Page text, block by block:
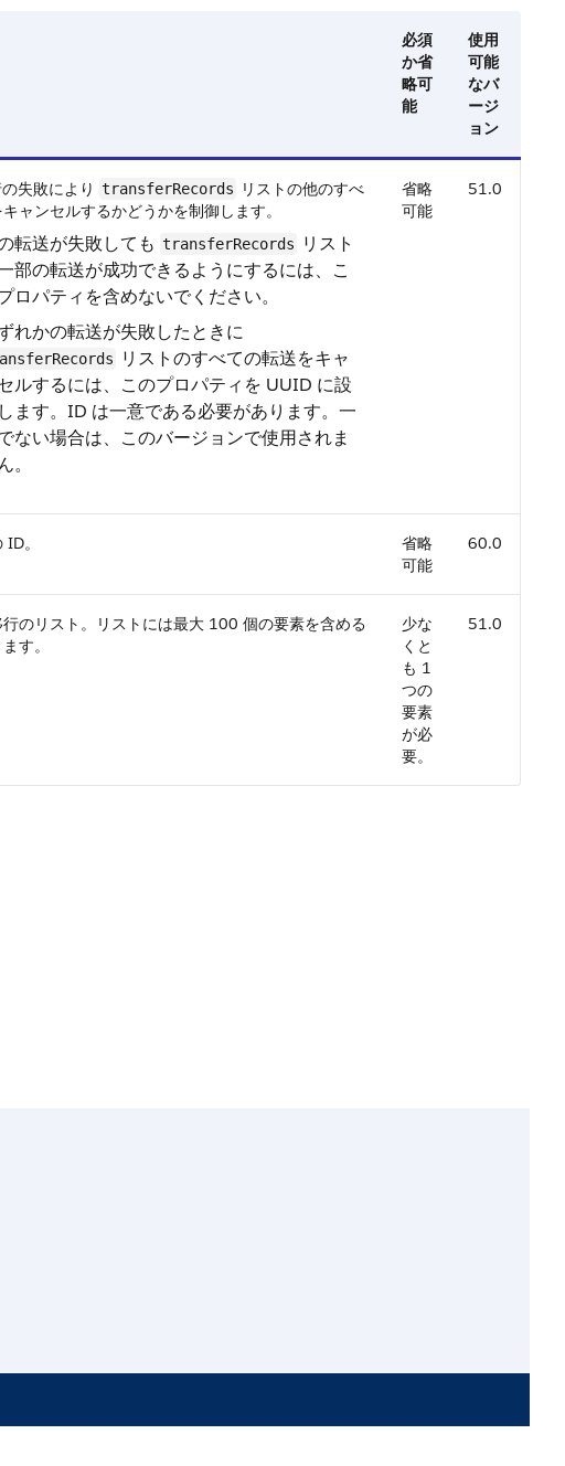
必須
か省
略可
能
使用
可能
なバ
ージ
ョン
失敗により transferRecords
リストの他のすべ
ャンセルするかどうかを制御します。
転送が失敗しても transferRecords
リスト
部の転送が成功できるようにするには、こ
ロパティを含めないでください。
れかの転送が失敗したときに
リストのすべての転送をキャ
ルするには、このプロパティを UUID に設
ます。ID は一意である必要があります。一
ない場合は、このバージョンで使用されま
。
省略
可能
51.0
。
省略
可能
60.0
のリスト。リストには最大 100 個の要素を含める
す。
少な
くと
も 1
つの
要素
が必
要。
51.0